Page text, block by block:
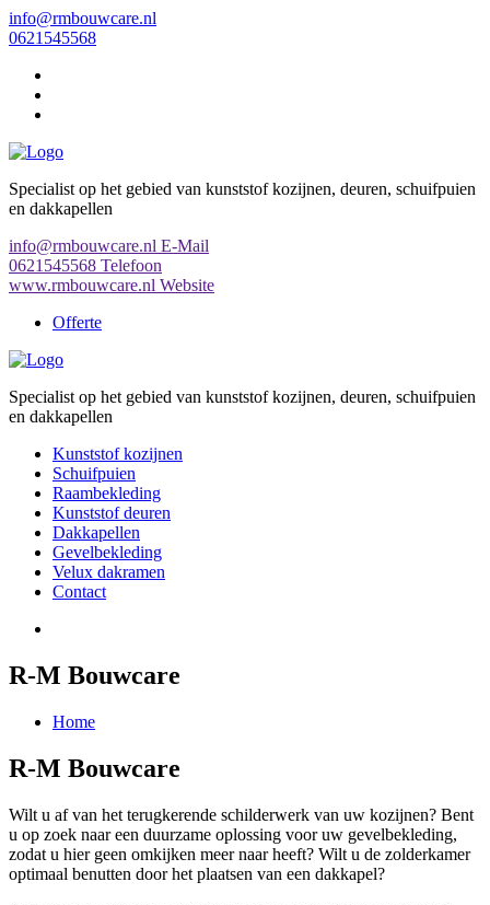
Ga
naar
inhoud
info@rmbouwcare.nl
0621545568
Specialist op het gebied van kunststof kozijnen, deuren, schuifpuien
en dakkapellen
info@rmbouwcare.nl E-Mail
0621545568 Telefoon
www.rmbouwcare.nl Website
Offerte
Specialist op het gebied van kunststof kozijnen, deuren, schuifpuien
en dakkapellen
Kunststof kozijnen
Schuifpuien
Raambekleding
Kunststof deuren
Dakkapellen
Gevelbekleding
Velux dakramen
Contact
R-M Bouwcare
Home
R-M Bouwcare
Wilt u af van het terugkerende schilderwerk van uw kozijnen? Bent
u op zoek naar een duurzame oplossing voor uw gevelbekleding,
zodat u hier geen omkijken meer naar heeft? Wilt u de zolderkamer
optimaal benutten door het plaatsen van een dakkapel?